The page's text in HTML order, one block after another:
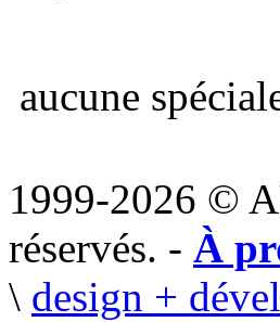
aucune
1999-2026 ©
réservés. - À
\ design +